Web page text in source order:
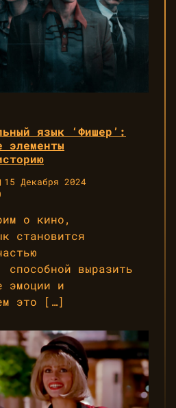
язык ‘Фишер’:
элементы
15 Декабря 2024
о кино,
становится
способной выразить
эмоции и
это […]